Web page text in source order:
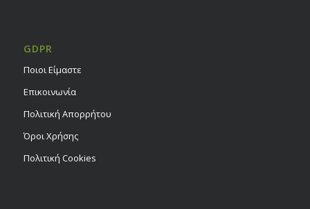
GDPR
Ποιοι Είμαστε
Επικοινωνία
Πολιτική Απορρήτου
Όροι Χρήσης
Πολιτική Cookies